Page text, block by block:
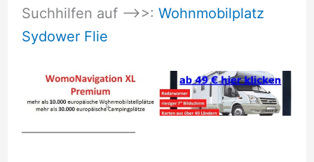
Suchhilfen auf –>>: Wohnmobilplatz
Sydower Flie